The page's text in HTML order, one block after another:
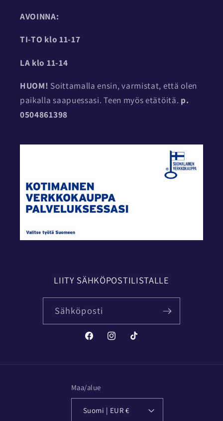
AVOINNA:
TI-TO klo 11-17
LA klo 11-14
HUOM! Soittamalla ensin, varmistat, että olen
paikalla saapuessasi. Teen myös etätöitä. p.
0504861398
LIITY SÄHKÖPOSTILISTALLE
Sähköposti
FacebookInstagramTikTok
Maa/alue
Suomi | EUR €